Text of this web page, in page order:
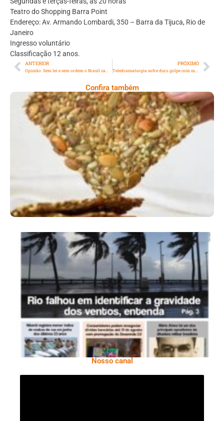
Teatro do Shopping Barra Point
Endereço: Av. Armando Lombardi, 350 – Barra da Tijuca, Rio de
Janeiro
Ingresso voluntário
Classificação 12 anos.
ANTERIOR
Opinião: Sem lei e sem ordem o Brasil caminha para o caos…
PRÓXIMO
Teledramaturgia sofre duro golpe com mortes de Elizângela e Lolita Rodrigues
Confira também
Comer Bem: Cracker De Sementes
Ano X – Número 366 01 A 07 De Agosto De
2026
Nosso canal